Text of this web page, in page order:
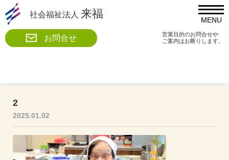
MENU
社会福祉法人 来福
お問合せ
営業目的のお問合せや
ご案内はお断りします。
2
2025.01.02